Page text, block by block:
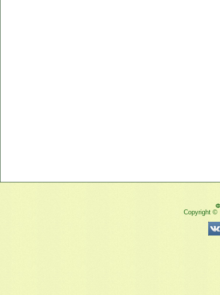
Copyright ©